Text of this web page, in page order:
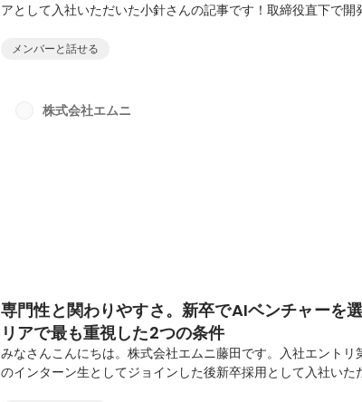
アとして入社いただいた小針さんの記事です！取締役直下で開
読みいただけますと幸いです。▼プロフィール小針 純／Jun
エンジニアとして、FastAPIを用いたバックエンド実装中心の
メンバーと話せる
株式会社エムニ
専門性と関わりやすさ。新卒でAIベンチャーを
リアで最も重視した2つの条件
みなさんこんにちは。株式会社エムニ藤田です。入社エントリ
のインターン生としてジョインした後新卒採用として入社いた